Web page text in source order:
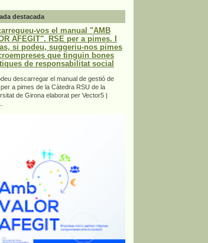
destacada
vos el manual "AMB
AFEGIT". RSE per a pimes. I
si podeu, suggeriu-nos pimes
que tinguin bones
de responsabilitat social
descarregar el manual de gestió de
a pimes de la Càtedra RSU de la
de Girona elaborat per Vector5 |